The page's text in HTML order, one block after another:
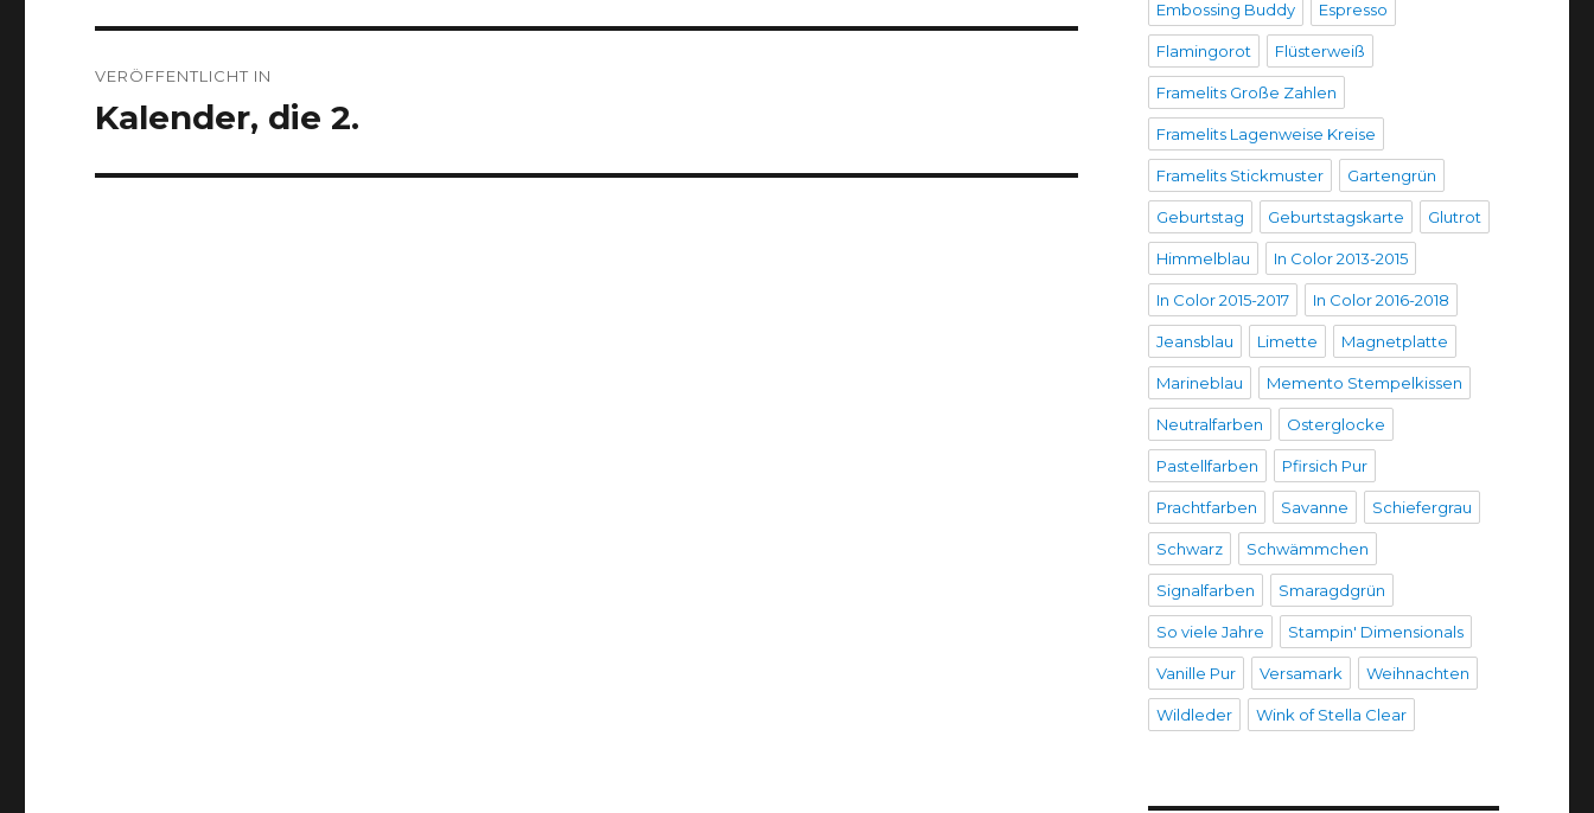
VERÖFFENTLICHT IN
Kalender, die 2.
Embossing Buddy Espresso
Flamingorot Flüsterweiß
Framelits Große Zahlen
Framelits Lagenweise Kreise
Framelits Stickmuster Gartengrün
Geburtstag Geburtstagskarte Glutrot
Himmelblau In Color 2013-2015
In Color 2015-2017 In Color 2016-2018
Jeansblau Limette Magnetplatte
Marineblau Memento Stempelkissen
Neutralfarben Osterglocke
Pastellfarben Pfirsich Pur
Prachtfarben Savanne Schiefergrau
Schwarz Schwämmchen
Signalfarben Smaragdgrün
So viele Jahre Stampin' Dimensionals
Vanille Pur Versamark Weihnachten
Wildleder Wink of Stella Clear